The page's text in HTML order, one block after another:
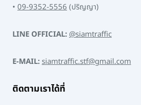
• 09-9352-5556(ปริญญา)
LINE OFFICIAL:@siamtraffic
E-MAIL:siamtraffic.stf@gmail.com
ติดตามเราได้ที่